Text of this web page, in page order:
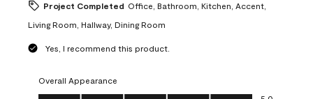
Project Completed Office, Bathroom, Kitchen, Accent,
Living Room, Hallway, Dining Room
Yes, I recommend this product.
Overall Appearance
Overall Appearance, 5.0 out of 5